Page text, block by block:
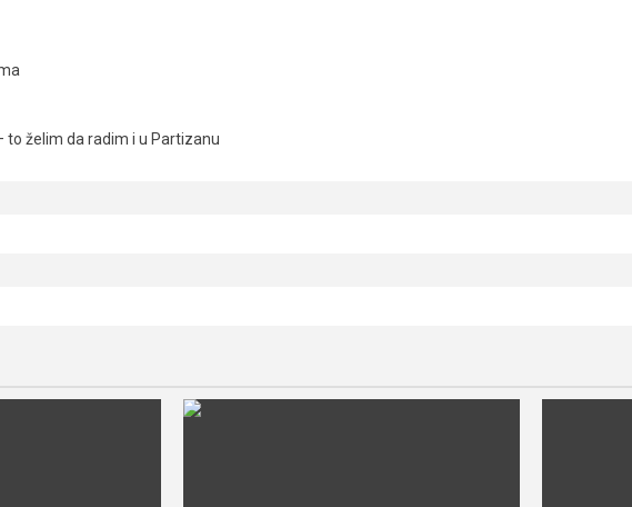
to želim da radim i u Partizanu